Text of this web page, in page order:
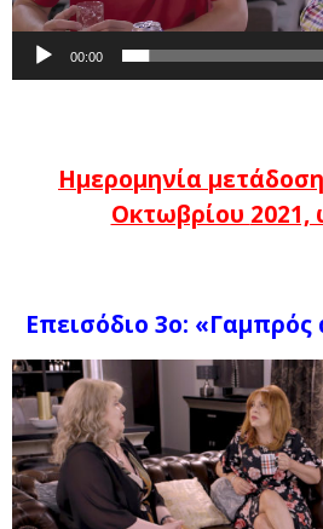
00:00
Ημερομηνία
Οκτωβρίου 2021,
Επεισόδιο 3o: «Γαμπρός